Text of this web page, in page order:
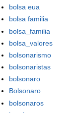
bolsa eua
bolsa familia
bolsa_familia
bolsa_valores
bolsonarismo
bolsonaristas
bolsonaro
Bolsonaro
bolsonaros